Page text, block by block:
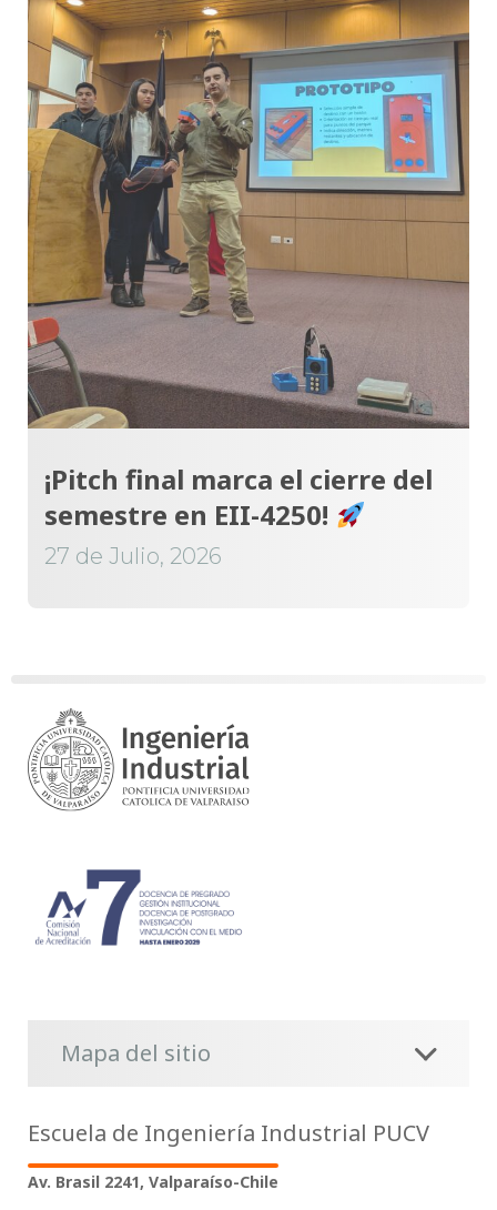
¡Pitch final marca el cierre del
semestre en EII-4250!
27 de Julio, 2026
Mapa del sitio
Escuela de Ingeniería Industrial PUCV
Av. Brasil 2241, Valparaíso-Chile